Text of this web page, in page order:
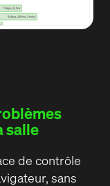
salle
de contrôle
sans